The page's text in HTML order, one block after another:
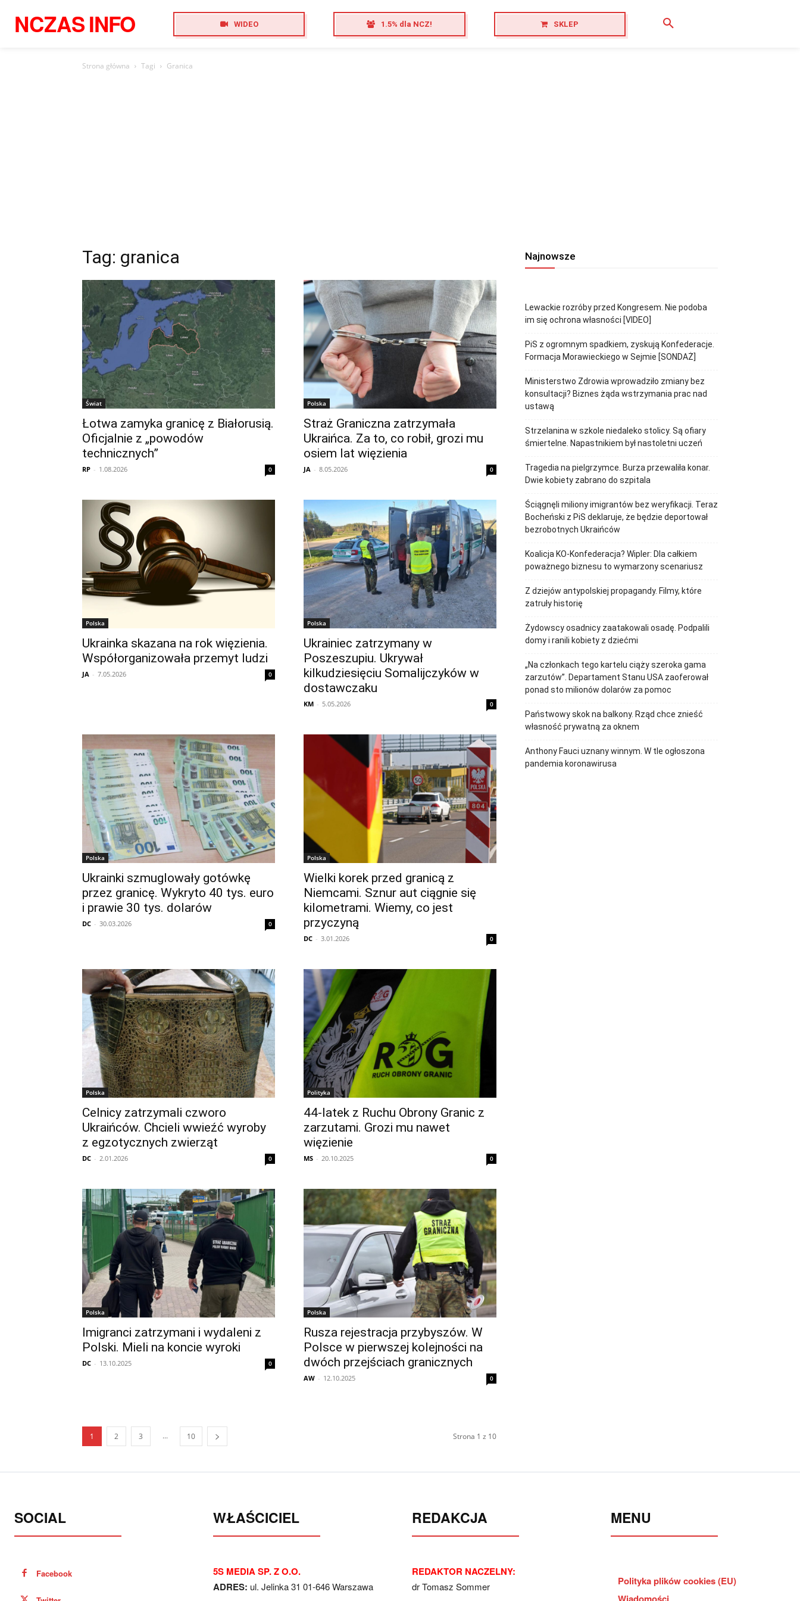
NCZASINFO WIDEO 1.5% dla NCZ! SKLEP
Strona główna Tagi Granica
Tag: granica
Świat
Łotwa zamyka granicę z Białorusią.
Oficjalnie z „powodów
technicznych”
RP - 1.08.2026 0
Polska
Straż Graniczna zatrzymała
Ukraińca. Za to, co robił, grozi mu
osiem lat więzienia
JA - 8.05.2026 0
Polska
Ukrainka skazana na rok więzienia.
Współorganizowała przemyt ludzi
JA - 7.05.2026 0
Polska
Ukrainiec zatrzymany w
Poszeszupiu. Ukrywał
kilkudziesięciu Somalijczyków w
dostawczaku
KM - 5.05.2026 0
Polska
Ukrainki szmuglowały gotówkę
przez granicę. Wykryto 40 tys. euro
i prawie 30 tys. dolarów
DC - 30.03.2026 0
Polska
Wielki korek przed granicą z
Niemcami. Sznur aut ciągnie się
kilometrami. Wiemy, co jest
przyczyną
DC - 3.01.2026 0
Polska
Celnicy zatrzymali czworo
Ukraińców. Chcieli wwieźć wyroby
z egzotycznych zwierząt
DC - 2.01.2026 0
Polityka
44-latek z Ruchu Obrony Granic z
zarzutami. Grozi mu nawet
więzienie
MS - 20.10.2025 0
Polska
Imigranci zatrzymani i wydaleni z
Polski. Mieli na koncie wyroki
DC - 13.10.2025 0
Polska
Rusza rejestracja przybyszów. W
Polsce w pierwszej kolejności na
dwóch przejściach granicznych
AW - 12.10.2025 0
1 2 3 ... 10 Strona 1 z 10
Najnowsze
Lewackie rozróby przed Kongresem. Nie podoba
im się ochrona własności [VIDEO]
PiS z ogromnym spadkiem, zyskują Konfederacje.
Formacja Morawieckiego w Sejmie [SONDAŻ]
Ministerstwo Zdrowia wprowadziło zmiany bez
konsultacji? Biznes żąda wstrzymania prac nad
ustawą
Strzelanina w szkole niedaleko stolicy. Są ofiary
śmiertelne. Napastnikiem był nastoletni uczeń
Tragedia na pielgrzymce. Burza przewaliła konar.
Dwie kobiety zabrano do szpitala
Ściągnęli miliony imigrantów bez weryfikacji. Teraz
Bocheński z PiS deklaruje, że będzie deportował
bezrobotnych Ukraińców
Koalicja KO-Konfederacja? Wipler: Dla całkiem
poważnego biznesu to wymarzony scenariusz
Z dziejów antypolskiej propagandy. Filmy, które
zatruły historię
Żydowscy osadnicy zaatakowali osadę. Podpalili
domy i ranili kobiety z dziećmi
„Na członkach tego kartelu ciąży szeroka gama
zarzutów”. Departament Stanu USA zaoferował
ponad sto milionów dolarów za pomoc
Państwowy skok na balkony. Rząd chce znieść
własność prywatną za oknem
Anthony Fauci uznany winnym. W tle ogłoszona
pandemia koronawirusa
SOCIAL
Facebook
WŁAŚCICIEL
5S MEDIA SP. Z O.O.
ADRES: ul. Jelinka 31 01-646 Warszawa
REDAKCJA
REDAKTOR NACZELNY:
dr Tomasz Sommer
MENU
Polityka plików cookies (EU)